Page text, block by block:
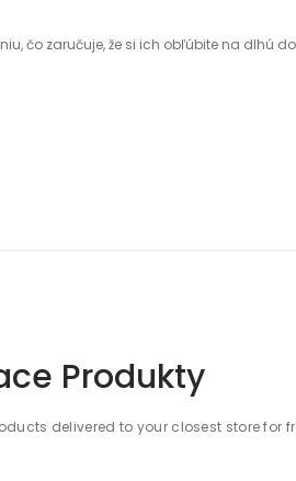
čo zaručuje, že si ich obľúbite na dlhú
Produkty
delivered to your closest store for